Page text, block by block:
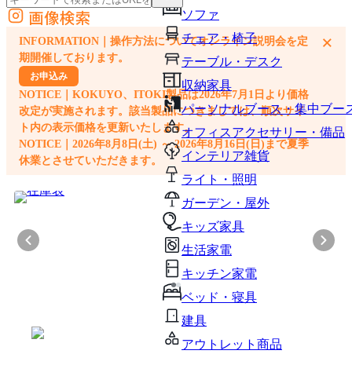
ソファ
チェア・椅子
テーブル・デスク
収納家具
パーソナルブース・集中ブー
オフィスアクセサリー・備品
インテリア雑貨
ライト・照明
ガーデン・屋外
キッズ家具
生活家電
キッチン家電
ベッド・寝具
建具
アウトレット商品
外部サイトの商品をカートに追加
他のサイトで見つけた商品ページのURLを貼り付けて、カートに追加できます
画像検索
INFORMATION｜操作方法についてオンライン説明会を定
期開催しております。
お申込み
NOTICE｜KOKUYO、ITOKI製品は2026年7月1日より価格
改定が実施されます。該当製品につきましては、順次サイ
ト内の表示価格を更新いたします。
NOTICE｜2026年8月8日(土) ～ 2026年8月16日(日)まで夏季
休業とさせていただきます。
×